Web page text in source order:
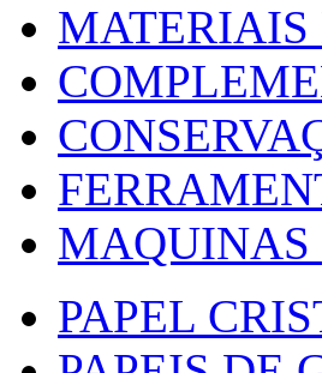
MATERIAIS
MAQUINAS
PAPEL